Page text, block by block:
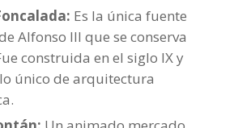
Es la única fuente
Alfonso III que se conserva
construida en el siglo IX y
único de arquitectura